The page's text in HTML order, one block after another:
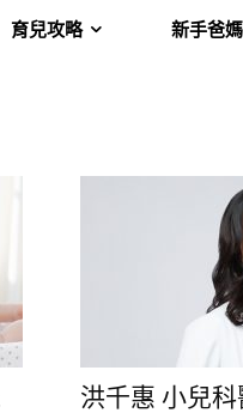
育兒攻略 新手爸
洪千惠 小兒科